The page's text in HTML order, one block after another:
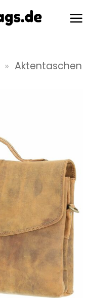
» Aktentaschen